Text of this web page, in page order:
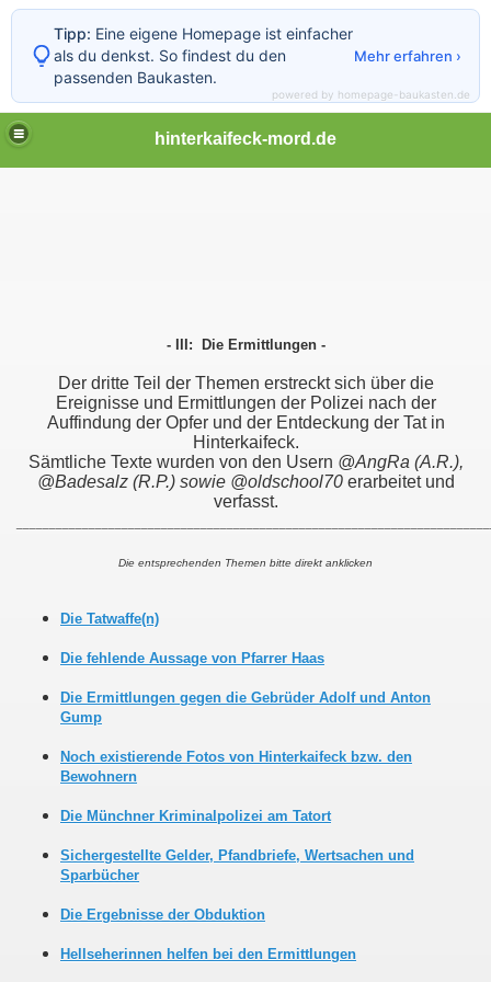
hinterkaifeck-mord.de
- III: Die Ermittlungen -
Der dritte Teil der Themen erstreckt sich über die
Ereignisse und Ermittlungen der Polizei nach der
Auffindung der Opfer und der Entdeckung der Tat in
Hinterkaifeck.
Sämtliche Texte wurden von den Usern @AngRa (A.R.),
@Badesalz (R.P.) sowie @oldschool70 erarbeitet und
verfasst.
Die entsprechenden Themen bitte direkt anklicken
Die Tatwaffe(n)
Die fehlende Aussage von Pfarrer Haas
Die Ermittlungen gegen die Gebrüder Adolf und Anton
Gump
Noch existierende Fotos von Hinterkaifeck bzw. den
Bewohnern
Die Münchner Kriminalpolizei am Tatort
Sichergestellte Gelder, Pfandbriefe, Wertsachen und
Sparbücher
Die Ergebnisse der Obduktion
Hellseherinnen helfen bei den Ermittlungen
Tipp: Eine eigene Homepage ist einfacher
als du denkst. So findest du den
passenden Baukasten.
Mehr erfahren ›
powered by homepage-baukasten.de